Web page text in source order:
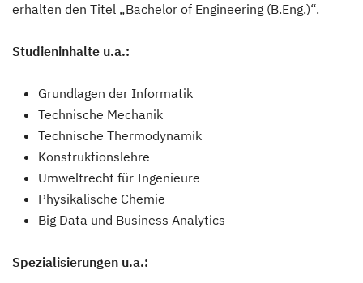
erhalten den Titel „Bachelor of Engineering (B.Eng.)“.
Studieninhalte u.a.:
Grundlagen der Informatik
Technische Mechanik
Technische Thermodynamik
Konstruktionslehre
Umweltrecht für Ingenieure
Physikalische Chemie
Big Data und Business Analytics
Spezialisierungen u.a.: